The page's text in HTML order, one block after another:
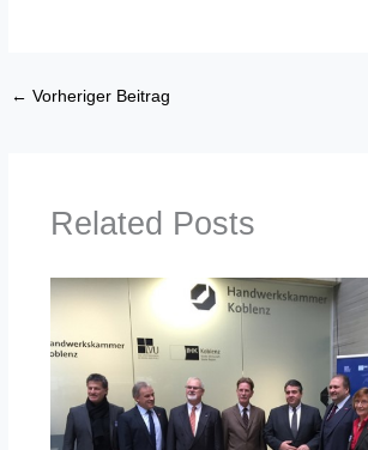
← Vorheriger Beitrag
Related Posts